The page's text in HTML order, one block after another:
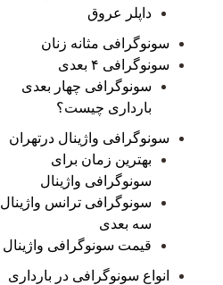
داپلر عروق
سونوگرافی مثانه زنان
سونوگرافی ۴ بعدی
سونوگرافی چهار بعدی
بارداری چیست؟
سونوگرافی واژینال درتهران
بهترین زمان برای
سونوگرافی واژینال
سونوگرافی ترانس واژینال
سه بعدی
قیمت سونوگرافی واژینال
انواع سونوگرافی در بارداری